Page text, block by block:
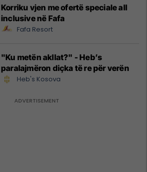
Korriku vjen me ofertë speciale all
inclusive në Fafa
Fafa Resort
"Ku metën akllat?" - Heb’s
paralajmëron diçka të re për verën
Heb's Kosova